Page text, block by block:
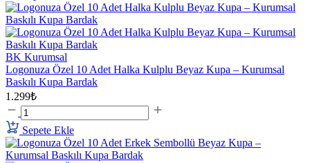
BK Kurumsal
Logonuza Özel 10 Adet Halka Kulplu Beyaz Kupa – Kurumsal
Baskılı Kupa Bardak
1.299₺
Sepete Ekle